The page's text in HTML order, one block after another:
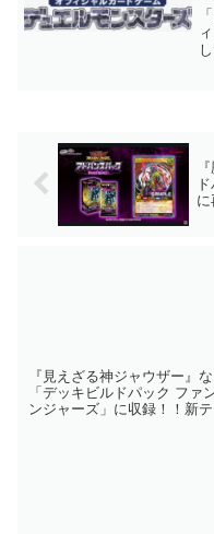
『見えざる神ジャウザー』
「デッキビルドパック ファ
ンジャーズ」に収録！！新